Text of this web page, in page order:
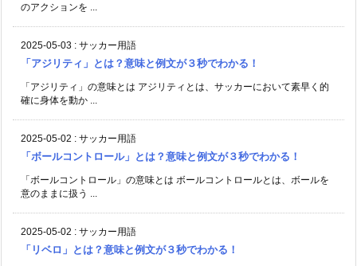
のアクションを ...
2025-05-03 : サッカー用語
「アジリティ」とは？意味と例文が３秒でわかる！
「アジリティ」の意味とは アジリティとは、サッカーにおいて素早く的
確に身体を動か ...
2025-05-02 : サッカー用語
「ボールコントロール」とは？意味と例文が３秒でわかる！
「ボールコントロール」の意味とは ボールコントロールとは、ボールを
意のままに扱う ...
2025-05-02 : サッカー用語
「リベロ」とは？意味と例文が３秒でわかる！